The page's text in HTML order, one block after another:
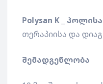
Polysan K _
თერაპიისა და
შემადგენლობა